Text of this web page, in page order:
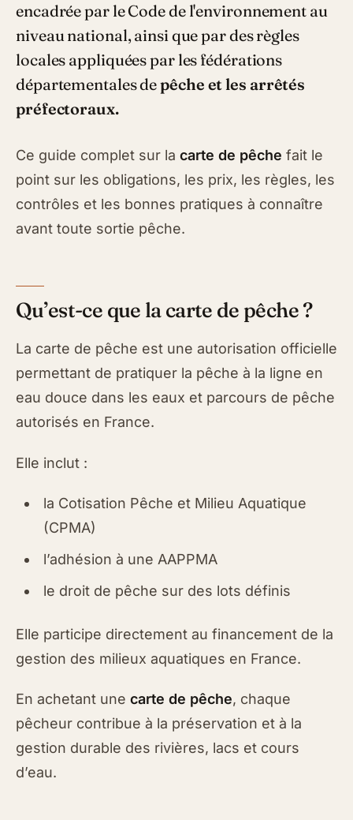
encadrée par le Code de l'environnement au
niveau national, ainsi que par des règles
locales appliquées par les fédérations
départementales depêche et les arrêtés
préfectoraux.
Ce guide complet sur la carte de pêche fait le
point sur les obligations, les prix, les règles, les
contrôles et les bonnes pratiques à connaître
avant toute sortie pêche.
Qu’est-ce que la carte de pêche ?
La carte de pêche est une autorisation officielle
permettant de pratiquer la pêche à la ligne en
eau douce dans les eaux et parcours de pêche
autorisés en France.
Elle inclut :
la Cotisation Pêche et Milieu Aquatique
(CPMA)
l’adhésion à une AAPPMA
le droit de pêche sur des lots définis
Elle participe directement au financement de la
gestion des milieux aquatiques en France.
En achetant une carte de pêche, chaque
pêcheur contribue à la préservation et à la
gestion durable des rivières, lacs et cours
d’eau.